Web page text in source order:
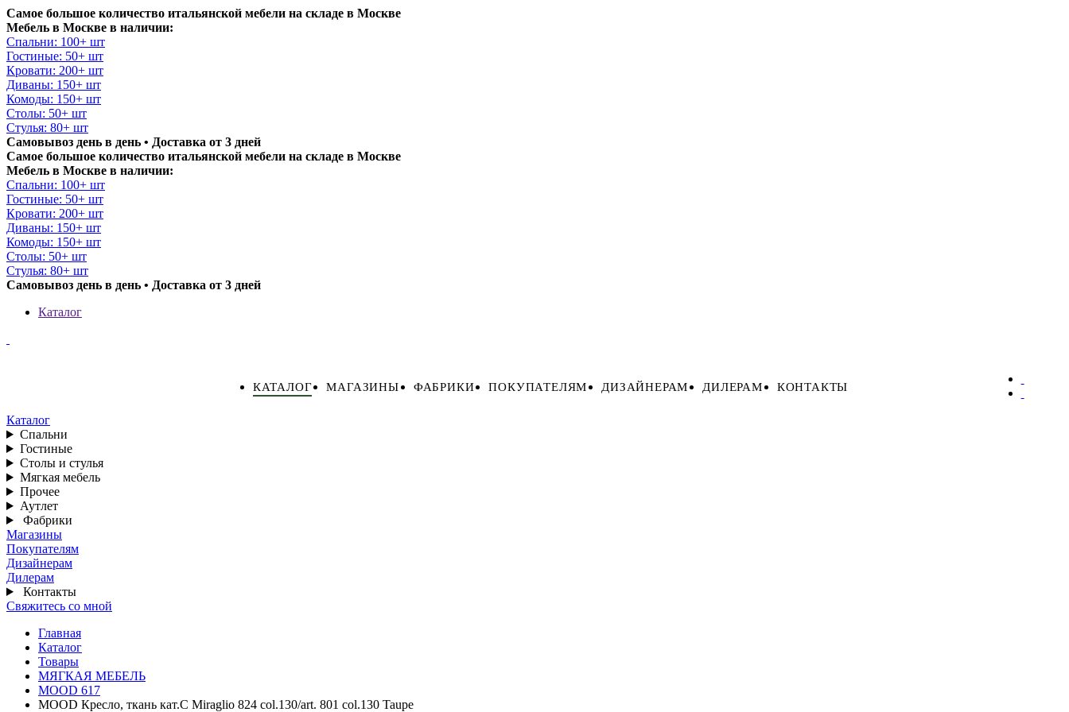
Самое большое количество итальянской мебели на складе в Москве
Мебель в Москве в наличии:
Спальни: 100+ шт
Гостиные: 50+ шт
Кровати: 200+ шт
Диваны: 150+ шт
Комоды: 150+ шт
Столы: 50+ шт
Стулья: 80+ шт
Самовывоз день в день • Доставка от 3 дней
Самое большое количество итальянской мебели на складе в Москве
Мебель в Москве в наличии:
Спальни: 100+ шт
Гостиные: 50+ шт
Кровати: 200+ шт
Диваны: 150+ шт
Комоды: 150+ шт
Столы: 50+ шт
Стулья: 80+ шт
Самовывоз день в день • Доставка от 3 дней
Каталог
КАТАЛОГ МАГАЗИНЫ ФАБРИКИ ПОКУПАТЕЛЯМ ДИЗАЙНЕРАМ ДИЛЕРАМ КОНТАКТЫ
Каталог
Спальни
Гостиные
Столы и стулья
Мягкая мебель
Прочее
Аутлет
Фабрики
Магазины
Покупателям
Дизайнерам
Дилерам
Контакты
Свяжитесь со мной
Главная
Каталог
Товары
МЯГКАЯ МЕБЕЛЬ
MOOD 617
MOOD Кресло, ткань кат.С Miraglio 824 col.130/art. 801 col.130 Taupe